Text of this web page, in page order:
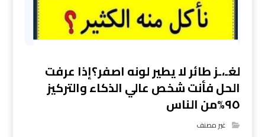
لغـ،ـز طائر لا يطير لونه اصفر؟إذا عرفت
الحل فأنت شخص عالي الذكاء والتركيز
٩٥%من الناس
غير مصنف